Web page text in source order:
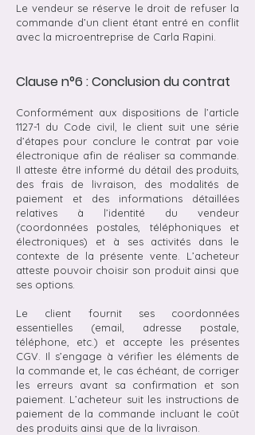
Le vendeur se réserve le droit de refuser la
commande d’un client étant entré en conflit
avec la microentreprise de Carla Rapini.
Clause n°6 : Conclusion du contrat
Conformément aux dispositions de l’article
1127-1 du Code civil, le client suit une série
d’étapes pour conclure le contrat par voie
électronique afin de réaliser sa commande.
Il atteste être informé du détail des produits,
des frais de livraison, des modalités de
paiement et des informations détaillées
relatives à l’identité du vendeur
(coordonnées postales, téléphoniques et
électroniques) et à ses activités dans le
contexte de la présente vente. L’acheteur
atteste pouvoir choisir son produit ainsi que
ses options.
Le client fournit ses coordonnées
essentielles (email, adresse postale,
téléphone, etc.) et accepte les présentes
CGV. Il s’engage à vérifier les éléments de
la commande et, le cas échéant, de corriger
les erreurs avant sa confirmation et son
paiement. L’acheteur suit les instructions de
paiement de la commande incluant le coût
des produits ainsi que de la livraison.